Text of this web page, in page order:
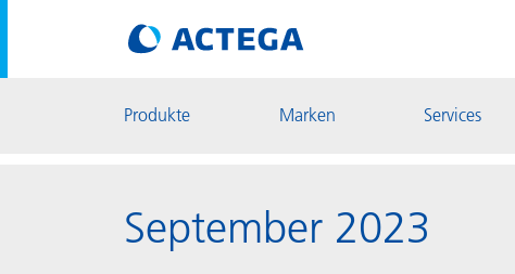
Produkte Marken Services
September 2023